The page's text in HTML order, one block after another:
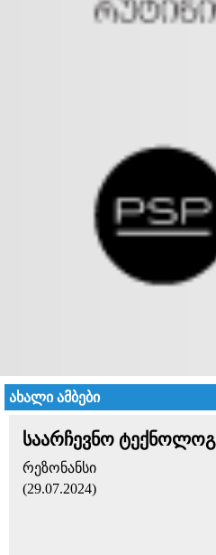
ახალი ამბები
საარჩევნო
რეზონანსი
(29.07.2024)